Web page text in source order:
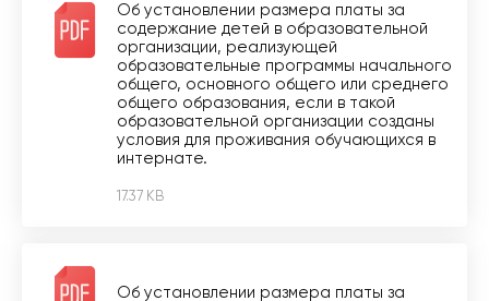
Об установлении размера платы за
содержание детей в образовательной
организации, реализующей
образовательные программы начального
общего, основного общего или среднего
общего образования, если в такой
образовательной организации созданы
условия для проживания обучающихся в
интернате.
17.37 KB
Об установлении размера платы за